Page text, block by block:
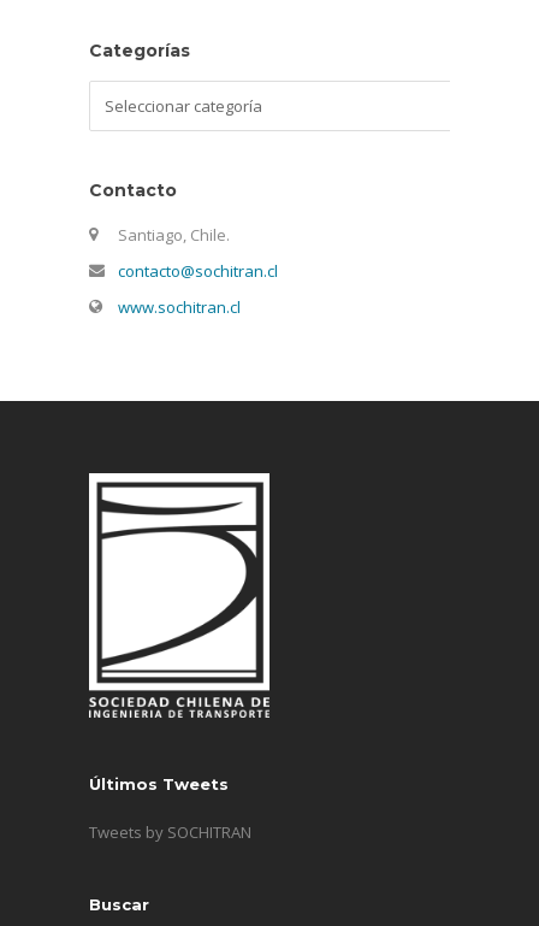
Categorías
Contacto
Santiago, Chile.
contacto@sochitran.cl
www.sochitran.cl
Últimos Tweets
Tweets by SOCHITRAN
Buscar